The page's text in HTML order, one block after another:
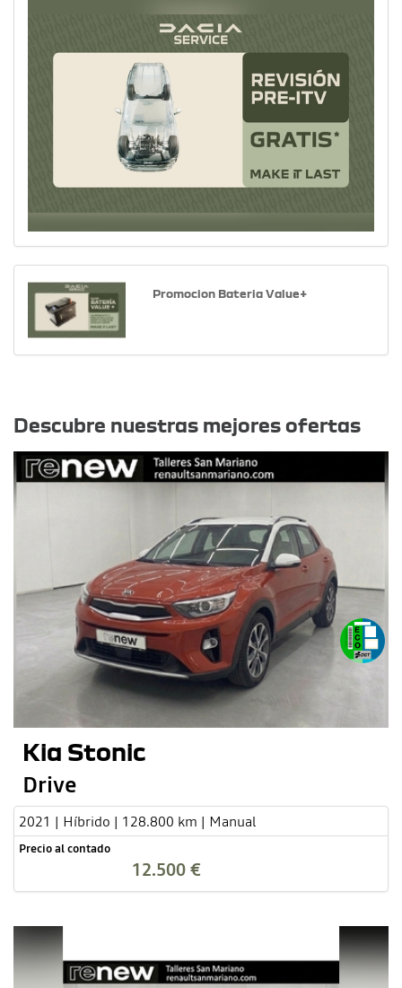
Promocion Bateria Value+
Descubre nuestras mejores ofertas
Kia Stonic
Drive
2021 | Híbrido | 128.800 km | Manual
Precio al contado
12.500 €